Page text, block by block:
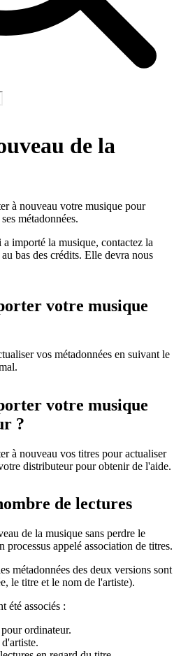
de la
à nouveau votre musique pour
métadonnées.
importé la musique, contactez la
bas des crédits. Elle devra nous
votre musique
vos métadonnées en suivant le
votre musique
?
à nouveau vos titres pour actualiser
distributeur pour obtenir de l'aide.
de lectures
de la musique sans perdre le
processus appelé association de titres.
métadonnées des deux versions sont
le titre et le nom de l'artiste).
été associés :
ordinateur.